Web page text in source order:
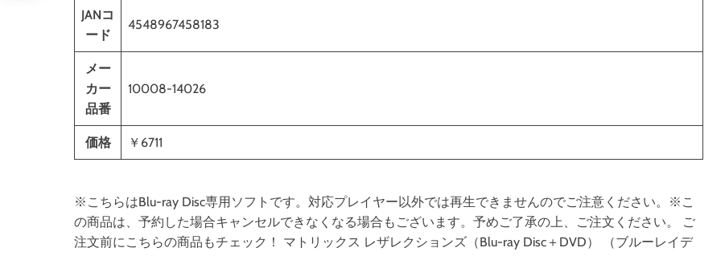
JANコ
ード
4548967458183
メー
カー
品番
10008-14026
価格 ￥6711
※こちらはBlu-ray Disc専用ソフトです。対応プレイヤー以外では再生できませんのでご注意ください。※こ
の商品は、予約した場合キャンセルできなくなる場合もございます。予めご了承の上、ご注文ください。 ご
注文前にこちらの商品もチェック！ マトリックス レザレクションズ（Blu-ray Disc＋DVD） （ブルーレイデ